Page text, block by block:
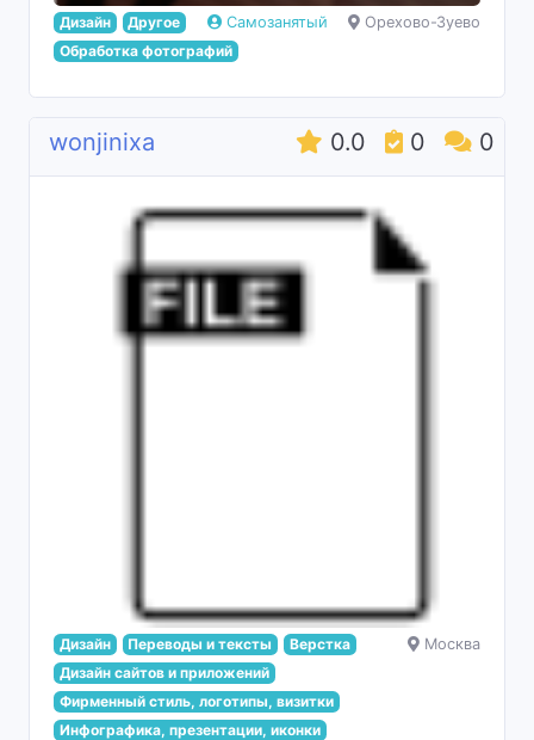
Самозанятый Орехово-Зуево
Дизайн
Другое
Обработка фотографий
0.0 0 0
wonjinixa
Москва
Дизайн Переводы и тексты
Верстка
Дизайн сайтов и приложений
Фирменный стиль, логотипы, визитки
Инфографика, презентации, иконки